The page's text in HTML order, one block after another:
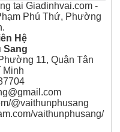
tại Giadinhvai.com -
Phú Thứ, Phường
Hệ
Sang
11, Quận Tân
Minh
@vaithunphusang
vaithunphusang/